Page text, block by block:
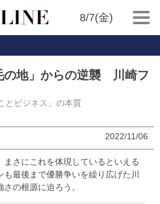
8/7(金)
の地」からの逆襲 川崎フ
とビジネス」の本質
2022/11/06
さにこれを体現しているといえる
最後まで優勝争いを繰り広げた川
の根源に迫ろう。